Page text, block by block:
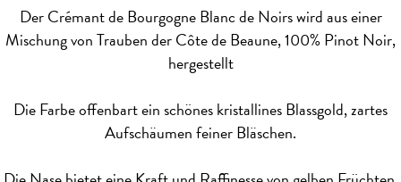
Der Crémant de Bourgogne Blanc de Noirs wird aus einer
Mischung von Trauben der Côte de Beaune, 100% Pinot Noir,
hergestellt
Die Farbe offenbart ein schönes kristallines Blassgold, zartes
Aufschäumen feiner Bläschen.